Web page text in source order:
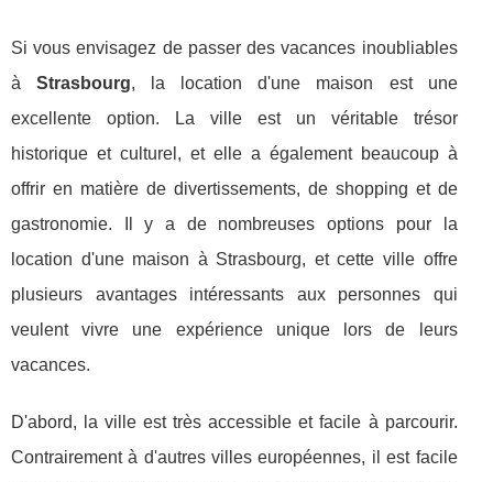
Si vous envisagez de passer des vacances inoubliables
àStrasbourg, la location d'une maison est une
excellente option. La ville est un véritable trésor
historique et culturel, et elle a également beaucoup à
offrir en matière de divertissements, de shopping et de
gastronomie. Il y a de nombreuses options pour la
location d'une maison à Strasbourg, et cette ville offre
plusieurs avantages intéressants aux personnes qui
veulent vivre une expérience unique lors de leurs
vacances.
D'abord, la ville est très accessible et facile à parcourir.
Contrairement à d'autres villes européennes, il est facile